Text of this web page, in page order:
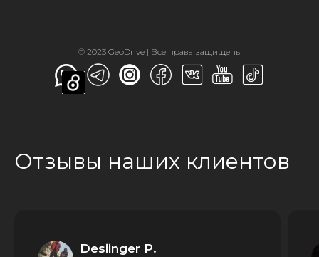
© 2023 GeoDrive | Все права защищены
Отзывы наших клиентов
Desiinger P.